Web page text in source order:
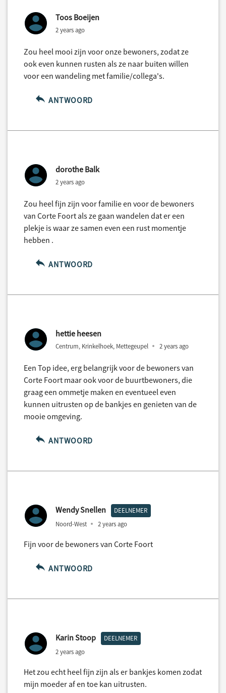
Toos Boeijen
2 years ago
Zou heel mooi zijn voor onze bewoners, zodat ze
ook even kunnen rusten als ze naar buiten willen
voor een wandeling met familie/collega's.
ANTWOORD
dorothe Balk
2 years ago
Zou heel fijn zijn voor familie en voor de bewoners
van Corte Foort als ze gaan wandelen dat er een
plekje is waar ze samen even een rust momentje
hebben .
ANTWOORD
hettie heesen
Centrum, Krinkelhoek, Mettegeupel 2 years ago
Een Top idee, erg belangrijk voor de bewoners van
Corte Foort maar ook voor de buurtbewoners, die
graag een ommetje maken en eventueel even
kunnen uitrusten op de bankjes en genieten van de
mooie omgeving.
ANTWOORD
Wendy Snellen DEELNEMER
Noord-West 2 years ago
Fijn voor de bewoners van Corte Foort
ANTWOORD
Karin Stoop DEELNEMER
2 years ago
Het zou echt heel fijn zijn als er bankjes komen zodat
mijn moeder af en toe kan uitrusten.